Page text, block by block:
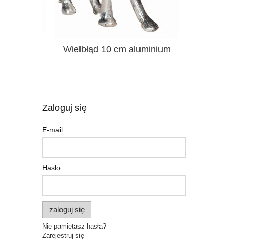
Wielbłąd 10 cm aluminium
Zaloguj się
E-mail:
Hasło:
zaloguj się
Nie pamiętasz hasła?
Zarejestruj się